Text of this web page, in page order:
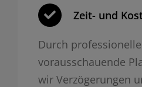
Zeit- und
Durch
vorausschauende
wir Verzögerungen